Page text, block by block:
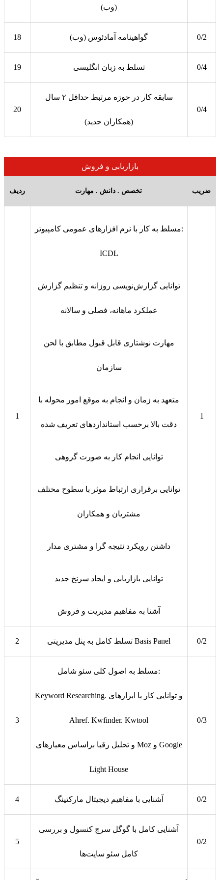
(وب)
18 گواهینامه آمادئوس (وب) 0/2
19 تسلط به زبان انگلیسی 0/4
20
سابقه کار در حوزه مرتبط حداقل ۲ سال
(همکاران جدید)
0/4
بازاریابی و فروش
ردیف تخصص . دانش . مهارت ضریب
1
مسلط به کار با نرم افزارهای عمومی کامپیوتر:
ICDL
توانایی گزارش‌نویسی روزانه و تنظیم گزارش
عملکرد ماهانه، فصلی و سالانه
مهارت نوشتاری قابل قبول مطابق با لحن
سازمان
متعهد به زمان و انجام به موقع امور محوله با
دقت بالا برحسب استانداردهای تعریف شده
توانایی انجام کار به صورت گروهی
توانایی برقراری ارتباط موثر با سطوح مختلف
مشتریان و همکاران
داشتن رویکرد نتیجه گرا و مشتری مدار
توانایی بازاریابی و ایجاد سرنخ جدید
آشنا به مفاهیم مدیریت و فروش
1
2 تسلط کامل به پنل مدیریتی Basis Panel 0/2
3
مسلط به اصول کلی سئو شامل:
Keyword Researching. و توانایی کار با ابزارهای
Ahref. Kwfinder. Kwtool
و تحلیل رقبا براساس معیارهای Moz و Google
Light House
0/3
4 آشنایی با مفاهیم دیجیتال مارکتینگ 0/2
5
آشنایی کامل با گوگل سرچ کنسول و بررسی
کامل سئو سایت‌ها
0/2